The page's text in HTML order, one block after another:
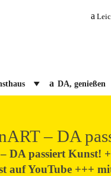
DA, genießen
– DA
DA passiert Kunst!
auf YouTube +++